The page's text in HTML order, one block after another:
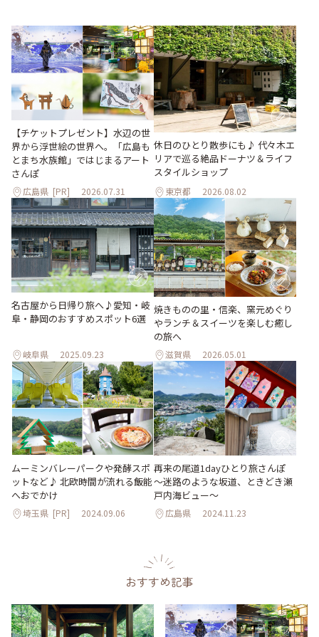
【チケットプレゼント】水辺の世
界から浮世絵の世界へ。「広島も
とまち水族館」ではじまるアート
さんぽ
広島県 [PR] 2026.07.31
休日のひとり散歩にも♪ 代々木エ
リアで巡る絶品ドーナツ＆ライフ
スタイルショップ
東京都 2026.08.02
名古屋から日帰り旅へ♪愛知・岐
阜・静岡のおすすめスポット6選
岐阜県 2025.09.23
焼きものの里・信楽、窯元めぐり
やランチ＆スイーツを楽しむ癒し
の旅へ
滋賀県 2026.05.01
ムーミンバレーパークや発酵スポ
ットなど♪ 北欧時間が流れる飯能
へおでかけ
埼玉県 [PR] 2024.09.06
再来の尾道1dayひとり旅さんぽ
～迷路のような坂道、ときどき瀬
戸内海ビュー～
広島県 2024.11.23
おすすめ記事